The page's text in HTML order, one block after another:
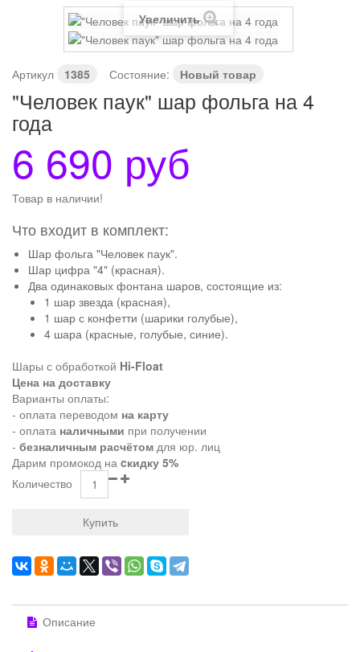
Увеличить
Артикул 1385 Состояние: Новый товар
"Человек паук" шар фольга на 4
года
6 690 руб
Товар в наличии!
Что входит в комплект:
Шар фольга "Человек паук".
Шар цифра "4" (красная).
Два одинаковых фонтана шаров, состоящие из:
1 шар звезда (красная),
1 шар с конфетти (шарики голубые),
4 шара (красные, голубые, синие).
Шары с обработкой Hi-Float
Цена на доставку
Варианты оплаты:
- оплата переводом на карту
- оплата наличными при получении
- безналичным расчётом для юр. лиц
Дарим промокод на cкидку 5%
Количество
Купить
Описание